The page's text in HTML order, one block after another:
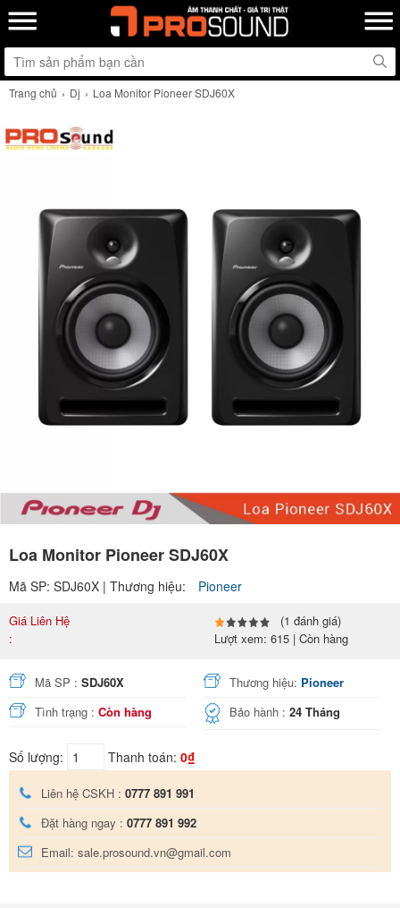
Trang chủ Dj Loa Monitor Pioneer SDJ60X
Loa Monitor Pioneer SDJ60X
Mã SP: SDJ60X | Thương hiệu: Pioneer
Giá Liên Hệ
:
(1 đánh giá)
Lượt xem: 615 | Còn hàng
Mã SP : SDJ60X Thương hiệu: Pioneer
Tình trạng : Còn hàng Bảo hành :24 Tháng
Số lượng: Thanh toán: 0₫
Liên hệ CSKH : 0777 891 991
Đặt hàng ngay : 0777 891 992
Email: sale.prosound.vn@gmail.com